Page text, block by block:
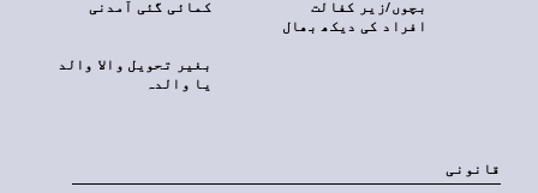
کمائی گئی آمدنی
بچوں/زیر کفالت
افراد کی دیکھ بھال
بغیر تحویل والا والد
یا والدہ
قانونی